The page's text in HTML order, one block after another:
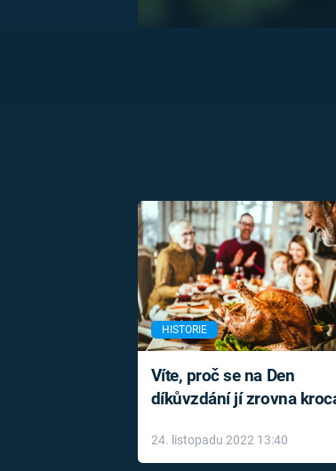
HISTORIE
Víte, proč se na Den
díkůvzdání jí zrovna
24. listopadu 2022 13:40